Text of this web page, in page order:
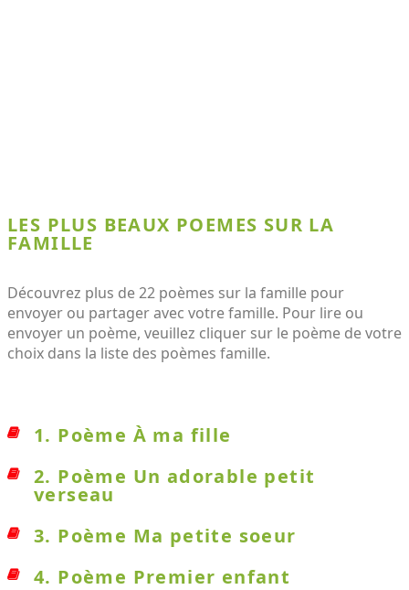
LES PLUS BEAUX POEMES SUR LA
FAMILLE
Découvrez plus de 22 poèmes sur la famille pour
envoyer ou partager avec votre famille. Pour lire ou
envoyer un poème, veuillez cliquer sur le poème de votre
choix dans la liste des poèmes famille.
1. Poème À ma fille
2. Poème Un adorable petit
verseau
3. Poème Ma petite soeur
4. Poème Premier enfant